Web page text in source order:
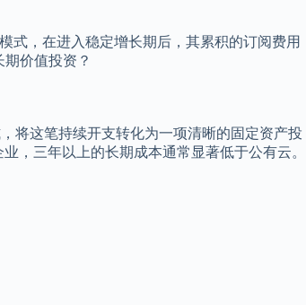
式，在进入稳定增长期后，其累积的订阅费用
价值投资？
将这笔持续开支转化为一项清晰的固定资产投
，三年以上的长期成本通常显著低于公有云。